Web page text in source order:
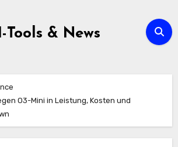
Tools & News
O3-Mini in Leistung, Kosten und